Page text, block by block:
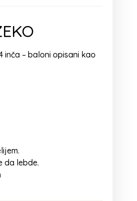
inča – baloni opisani kao
da lebde.